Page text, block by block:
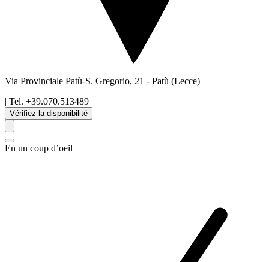
Via Provinciale Patù-S. Gregorio, 21 - Patù (Lecce)
| Tel. +39.070.513489
Vérifiez la disponibilité
En un coup d’oeil